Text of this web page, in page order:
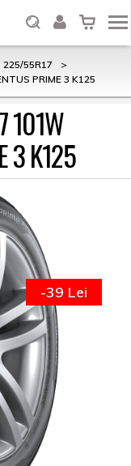
225/55R17
>
PRIME 3 K125
101W
3 K125
-39 Lei